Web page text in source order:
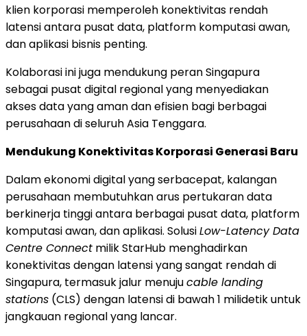
klien korporasi memperoleh konektivitas rendah
latensi antara pusat data, platform komputasi awan,
dan aplikasi bisnis penting.
Kolaborasi ini juga mendukung peran Singapura
sebagai pusat digital regional yang menyediakan
akses data yang aman dan efisien bagi berbagai
perusahaan di seluruhAsia Tenggara.
Mendukung Konektivitas Korporasi Generasi Baru
Dalam ekonomi digital yang serbacepat, kalangan
perusahaan membutuhkan arus pertukaran data
berkinerja tinggi antara berbagai pusat data, platform
komputasi awan, dan aplikasi. SolusiLow-Latency Data
Centre Connect milik StarHub menghadirkan
konektivitas dengan latensi yang sangat rendah di
Singapura, termasuk jalur menujucable landing
stations (CLS) dengan latensi di bawah 1 milidetik untuk
jangkauan regional yang lancar.